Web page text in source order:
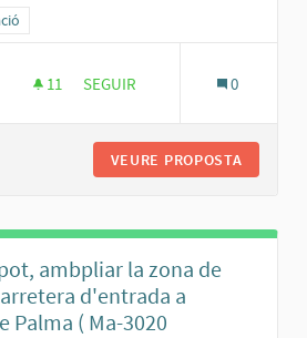
la categoria: Previst / en planificació
11 11 SEGUIDORES
SEGUIR 0
VEURE PROPOSTA
ambpliar la zona de
d'entrada a
Palma ( Ma-3020